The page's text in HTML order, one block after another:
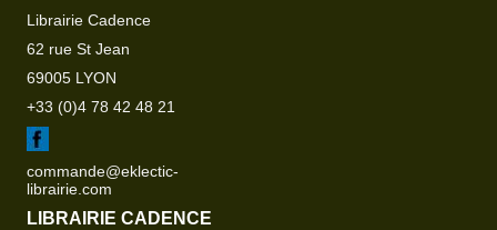
Librairie Cadence
62 rue St Jean
69005 LYON
+33 (0)4 78 42 48 21
commande@eklectic-
librairie.com
LIBRAIRIE CADENCE